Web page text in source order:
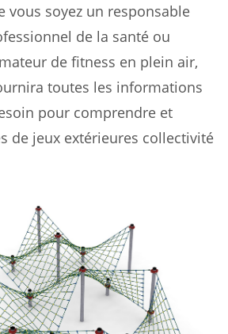
vous soyez un responsable
de la santé ou
de fitness en plein air,
toutes les informations
pour comprendre et
de jeux extérieures collectivité